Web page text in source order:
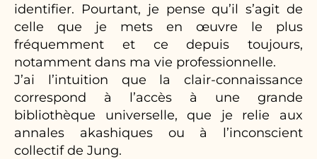
identifier. Pourtant, je pense qu’il s’agit de
celle que je mets en œuvre le plus
fréquemment et ce depuis toujours,
notamment dans ma vie professionnelle.
J’ai l’intuition que la clair-connaissance
correspond à l’accès à une grande
bibliothèque universelle, que je relie aux
annales akashiques ou à l’inconscient
collectif de Jung.